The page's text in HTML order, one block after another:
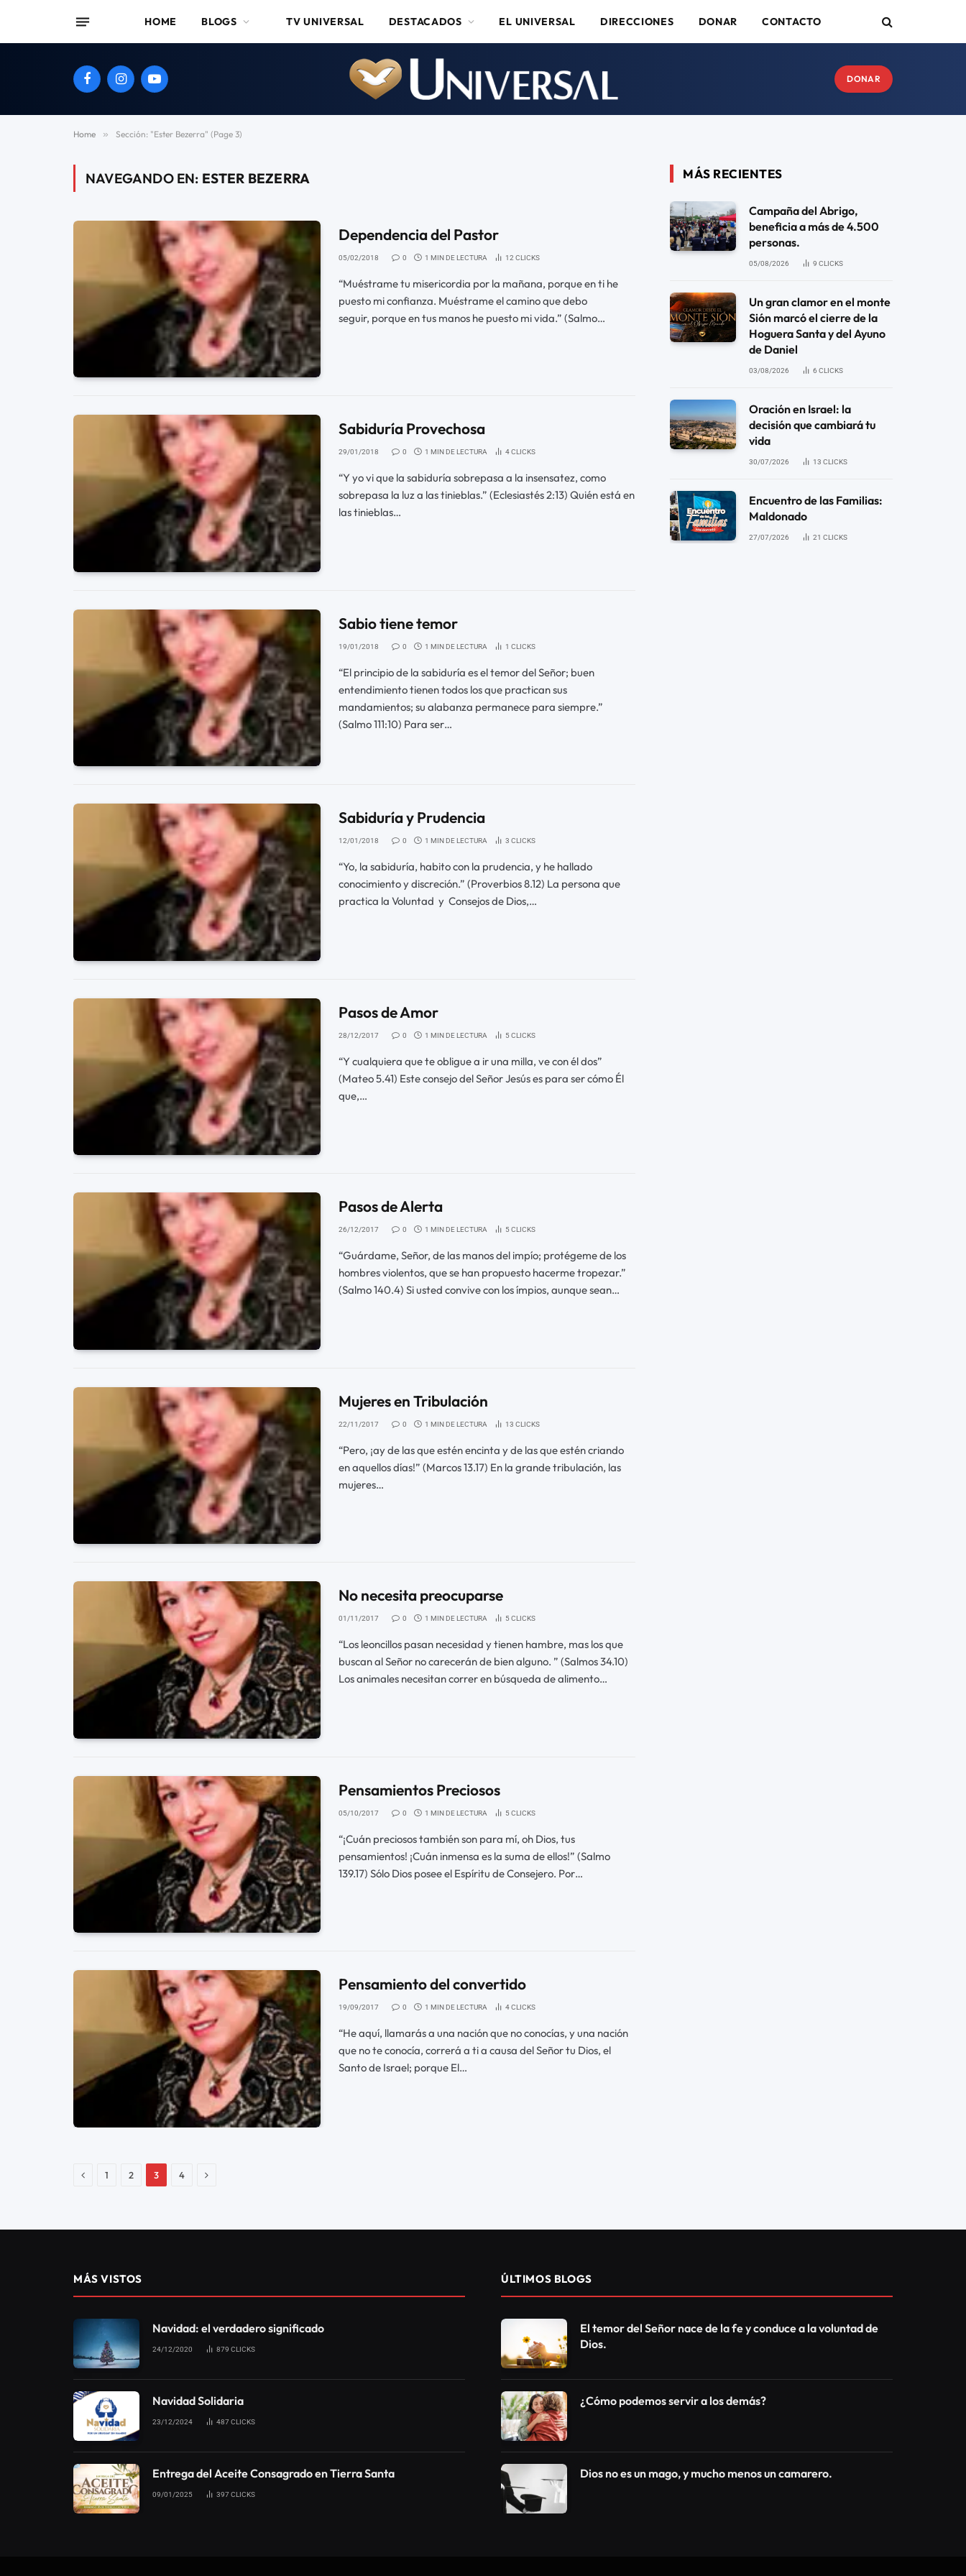
HOME BLOGS TV UNIVERSAL DESTACADOS EL UNIVERSAL DIRECCIONES DONAR CONTACTO
FacebookInstagramYouTube DONAR
Home » Sección: "Ester Bezerra" (Page 3)
NAVEGANDO EN: ESTER BEZERRA
Dependencia del Pastor
05/02/2018 0 1 MIN DE LECTURA 12CLICKS
“Muéstrame tu misericordia por la mañana, porque en ti he
puesto mi confianza. Muéstrame el camino que debo
seguir, porque en tus manos he puesto mi vida.” (Salmo…
Sabiduría Provechosa
29/01/2018 0 1 MIN DE LECTURA 4CLICKS
“Y yo vi que la sabiduría sobrepasa a la insensatez, como
sobrepasa la luz a las tinieblas.” (Eclesiastés 2:13) Quién está en
las tinieblas…
Sabio tiene temor
19/01/2018 0 1 MIN DE LECTURA 1CLICKS
“El principio de la sabiduría es el temor del Señor; buen
entendimiento tienen todos los que practican sus
mandamientos; su alabanza permanece para siempre.”
(Salmo 111:10) Para ser…
Sabiduría y Prudencia
12/01/2018 0 1 MIN DE LECTURA 3CLICKS
“Yo, la sabiduría, habito con la prudencia, y he hallado
conocimiento y discreción.” (Proverbios 8.12) La persona que
practica la Voluntad y Consejos de Dios,…
Pasos de Amor
28/12/2017 0 1 MIN DE LECTURA 5CLICKS
“Y cualquiera que te obligue a ir una milla, ve con él dos”
(Mateo 5.41) Este consejo del Señor Jesús es para ser cómo Él
que,…
Pasos de Alerta
26/12/2017 0 1 MIN DE LECTURA 5CLICKS
“Guárdame, Señor, de las manos del impío; protégeme de los
hombres violentos, que se han propuesto hacerme tropezar.”
(Salmo 140.4) Si usted convive con los ímpios, aunque sean…
Mujeres en Tribulación
22/11/2017 0 1 MIN DE LECTURA 13CLICKS
“Pero, ¡ay de las que estén encinta y de las que estén criando
en aquellos días!” (Marcos 13.17) En la grande tribulación, las
mujeres…
No necesita preocuparse
01/11/2017 0 1 MIN DE LECTURA 5CLICKS
“Los leoncillos pasan necesidad y tienen hambre, mas los que
buscan al Señor no carecerán de bien alguno. ” (Salmos 34.10)
Los animales necesitan correr en búsqueda de alimento…
Pensamientos Preciosos
05/10/2017 0 1 MIN DE LECTURA 5CLICKS
“¡Cuán preciosos también son para mí, oh Dios, tus
pensamientos! ¡Cuán inmensa es la suma de ellos!” (Salmo
139.17) Sólo Dios posee el Espíritu de Consejero. Por…
Pensamiento del convertido
19/09/2017 0 1 MIN DE LECTURA 4CLICKS
“He aquí, llamarás a una nación que no conocías, y una nación
que no te conocía, correrá a ti a causa del Señor tu Dios, el
Santo de Israel; porque El…
Previo1 2 3 4 Siguiente
MÁS RECIENTES
Campaña del Abrigo,
beneficia a más de 4.500
personas.
05/08/2026 9 CLICKS
Un gran clamor en el monte
Sión marcó el cierre de la
Hoguera Santa y del Ayuno
de Daniel
03/08/2026 6 CLICKS
Oración en Israel: la
decisión que cambiará tu
vida
30/07/2026 13 CLICKS
Encuentro de las Familias:
Maldonado
27/07/2026 21 CLICKS
MÁS VISTOS
Navidad: el verdadero significado
24/12/2020 879 CLICKS
Navidad Solidaria
23/12/2024 487 CLICKS
Entrega del Aceite Consagrado en Tierra Santa
09/01/2025 397 CLICKS
ÚLTIMOS BLOGS
El temor del Señor nace de la fe y conduce a la voluntad de
Dios.
¿Cómo podemos servir a los demás?
Dios no es un mago, y mucho menos un camarero.